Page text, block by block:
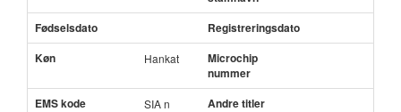
Fødselsdato
Registreringsdato
Køn
Hankat
Microchip
nummer
EMS kode
SIA n
Andre titler